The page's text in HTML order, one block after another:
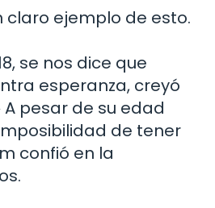
claro ejemplo de esto.
se nos dice que
esperanza, creyó
A pesar de su edad
de tener
confió en la